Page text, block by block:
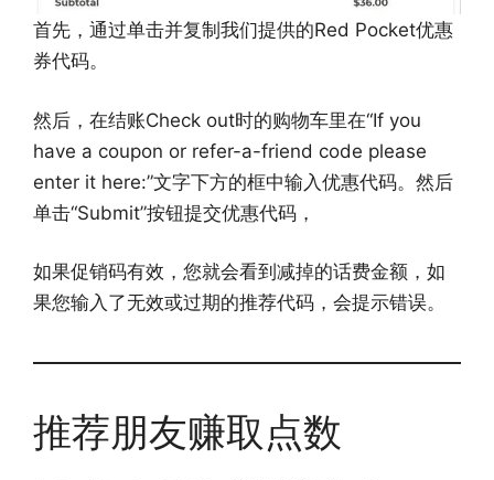
首先，通过单击并复制我们提供的Red Pocket优惠
券代码。
然后，在结账Check out时的购物车里在“If you
have a coupon or refer-a-friend code please
enter it here:”文字下方的框中输入优惠代码。然后
单击“Submit”按钮提交优惠代码，
如果促销码有效，您就会看到减掉的话费金额，如
果您输入了无效或过期的推荐代码，会提示错误。
推荐朋友赚取点数